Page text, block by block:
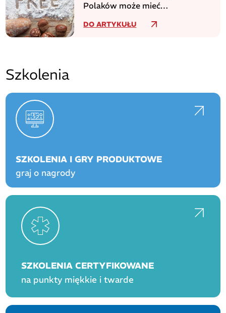
Polaków może mieć
DO ARTYKUŁU
Szkolenia
SZKOLENIA I GRY PRODUKTOWE
graj o nagrody
SZKOLENIA CERTYFIKOWANE
na punkty miękkie i twarde